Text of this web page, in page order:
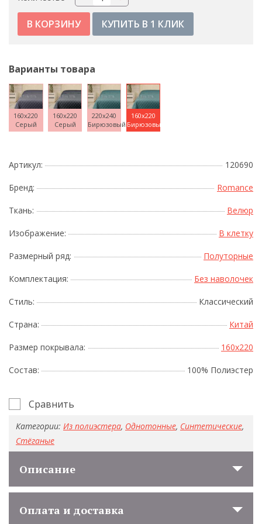
КУПИТЬ В 1 КЛИК
Варианты товара
160x220
Серый
160x220
Серый
220x240
Бирюзовый
160x220
Бирюзовый
Артикул: 120690
Бренд: Romance
Ткань: Велюр
Изображение: В клетку
Размерный ряд: Полуторные
Комплектация: Без наволочек
Стиль: Классический
Страна: Китай
Размер покрывала: 160x220
Состав: 100% Полиэстер
Сравнить
Категории: Из полиэстера, Однотонные, Синтетические,
Стёганые
Описание
Оплата и доставка